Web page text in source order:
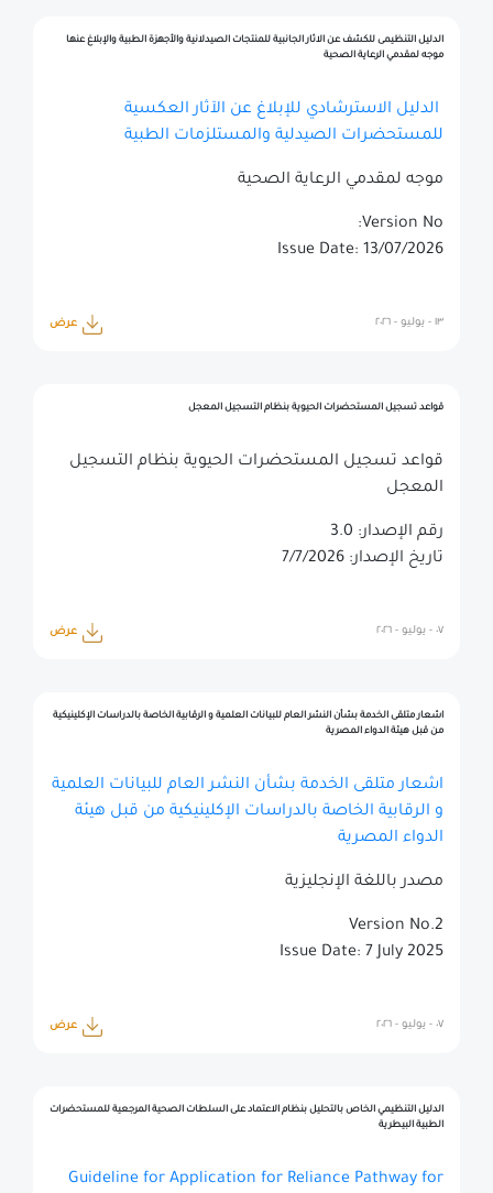
الدليل التنظيمى للكشف عن الاثار الجانبية للمنتجات الصيدلانية والأجهزة الطبية والإبلاغ عنها
موجه لمقدمي الرعاية الصحية
الدليل الاسترشادي للإبلاغ عن الآثار العكسية
للمستحضرات الصيدلية والمستلزمات الطبية
موجه لمقدمي الرعاية الصحية
Version No:
Issue Date: 13/07/2026
١٣ - يوليو - ٢٠٢٦ عرض
قواعد تسجيل المستحضرات الحيوية بنظام التسجيل المعجل
قواعد تسجيل المستحضرات الحيوية بنظام التسجيل
المعجل
رقم الإصدار: 3.0
تاريخ الإصدار: 7/7/2026
٠٧ - يوليو - ٢٠٢٦ عرض
اشعار متلقى الخدمة بشأن النشر العام للبيانات العلمية و الرقابية الخاصة بالدراسات الإكلينيكية
من قبل هيئة الدواء المصرية
اشعار متلقى الخدمة بشأن النشر العام للبيانات العلمية
و الرقابية الخاصة بالدراسات الإكلينيكية من قبل هيئة
الدواء المصرية
مصدر باللغة الإنجليزية
Version No.2
Issue Date: 7 July 2025
٠٧ - يوليو - ٢٠٢٦ عرض
الدليل التنظيمي الخاص بالتحليل بنظام الاعتماد على السلطات الصحية المرجعية للمستحضرات
الطبية البيطرية
Guideline for Application for Reliance Pathway for